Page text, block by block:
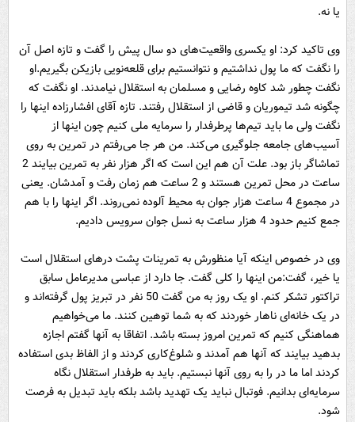
یا نه.
وی تاکید کرد: او یکسری واقعیت‌های دو سال پیش را گفت و تازه اصل آن
را نگفت که ما پول نداشتیم و نتوانستیم برای قلعه‌نویی بازیکن بگیریم.او
نگفت چطور شد کاوه رضایی و مسلمان به استقلال نیامدند. او نگفت که
چگونه شد تیموریان و قاضی از استقلال رفتند. تازه آقای افشارزاده اینها را
نگفت ولی ما باید تیم‌ها پرطرفدار را سرمایه ملی کنیم چون اینها از
آسیب‌های جامعه جلوگیری می‌کند. من هر جا می‌رفتم در تمرین به روی
تماشاگر باز بود. علت آن هم این است که اگر هزار نفر به تمرین بیایند 2
ساعت در محل تمرین هستند و 2 ساعت هم زمان رفت و آمدشان. یعنی
در مجموع 4 ساعت هزار جوان به محیط آلوده نمی‌روند. اگر اینها را با هم
جمع کنیم حدود 4 هزار ساعت به نسل جوان سرویس دادیم.
وی در خصوص اینکه آیا منظورش به تمرینات پشت درهای استقلال است
یا خیر، گفت:‌من اینها را کلی گفت. جا دارد از عباسی مدیرعامل سابق
تراکتور تشکر کنم. او یک روز به من گفت 50 نفر در تبریز پول گرفته‌اند و
در یک خانه‌ای ناهار خوردند که به شما توهین کنند. ما می‌خواهیم
هماهنگی کنیم که تمرین امروز بسته باشد. اتفاقا به آنها گفتم اجازه
بدهید بیایند که آنها هم آمدند و شلوغ‌کاری کردند و از الفاظ بدی استفاده
کردند اما ما در را به روی آنها نبستیم. باید به طرفدار استقلال نگاه
سرمایه‌ای بدانیم. فوتبال نباید یک تهدید باشد بلکه باید تبدیل به فرصت
شود.